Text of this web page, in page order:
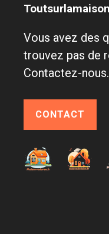
Vous avez des
trouvez pas de
Contactez-nous.
CONTACT